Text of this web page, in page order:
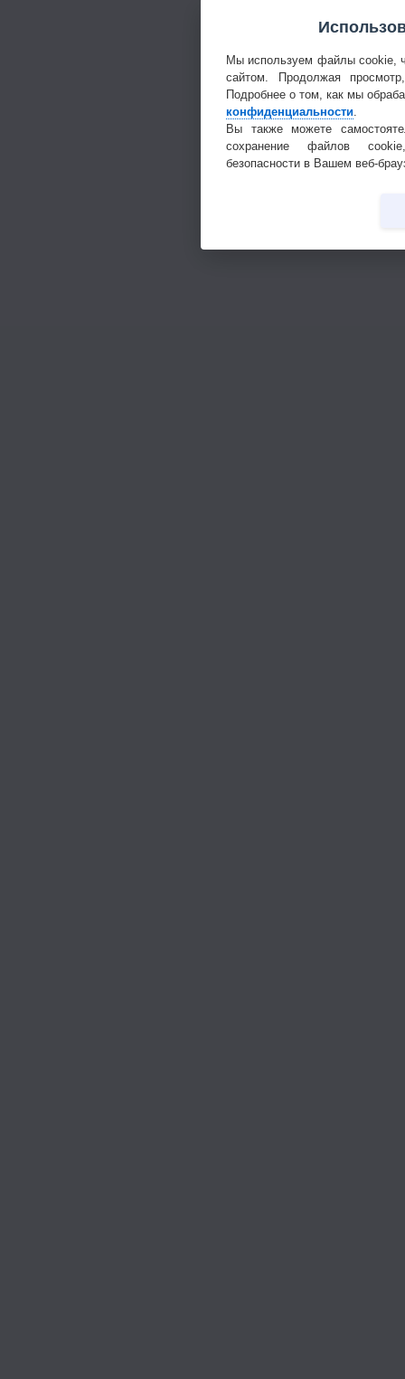
Мы используем файлы cookie,
сайтом. Продолжая
Подробнее о том, как мы
конфиденциальности.
Вы также можете
сохранение файлов
безопасности в Вашем веб-